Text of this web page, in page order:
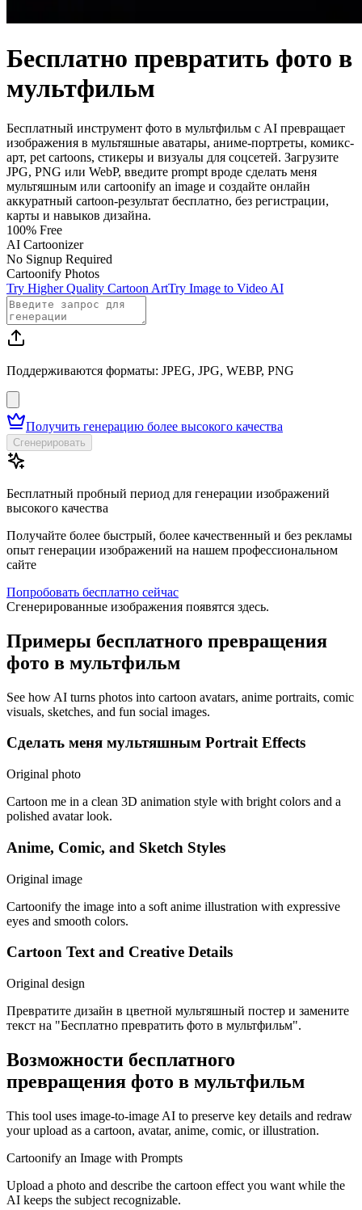
Бесплатно превратить фото в
мультфильм
Бесплатный инструмент фото в мультфильм с AI превращает
изображения в мультяшные аватары, аниме-портреты, комикс-
арт, pet cartoons, стикеры и визуалы для соцсетей. Загрузите
JPG, PNG или WebP, введите prompt вроде сделать меня
мультяшным или cartoonify an image и создайте онлайн
аккуратный cartoon-результат бесплатно, без регистрации,
карты и навыков дизайна.
100% Free
AI Cartoonizer
No Signup Required
Cartoonify Photos
Try Higher Quality Cartoon ArtTry Image to Video AI
Поддерживаются форматы: JPEG, JPG, WEBP, PNG
Получить генерацию более высокого качества
Сгенерировать
Бесплатный пробный период для генерации изображений
высокого качества
Получайте более быстрый, более качественный и без рекламы
опыт генерации изображений на нашем профессиональном
сайте
Попробовать бесплатно сейчас
Сгенерированные изображения появятся здесь.
Примеры бесплатного превращения
фото в мультфильм
See how AI turns photos into cartoon avatars, anime portraits, comic
visuals, sketches, and fun social images.
Сделать меня мультяшным Portrait Effects
Original photo
Cartoon me in a clean 3D animation style with bright colors and a
polished avatar look.
Anime, Comic, and Sketch Styles
Original image
Cartoonify the image into a soft anime illustration with expressive
eyes and smooth colors.
Cartoon Text and Creative Details
Original design
Превратите дизайн в цветной мультяшный постер и замените
текст на "Бесплатно превратить фото в мультфильм".
Возможности бесплатного
превращения фото в мультфильм
This tool uses image-to-image AI to preserve key details and redraw
your upload as a cartoon, avatar, anime, comic, or illustration.
Cartoonify an Image with Prompts
Upload a photo and describe the cartoon effect you want while the
AI keeps the subject recognizable.